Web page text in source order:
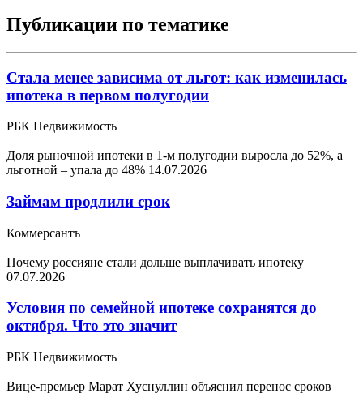
Публикации по тематике
Стала менее зависима от льгот: как изменилась
ипотека в первом полугодии
РБК Недвижимость
Доля рыночной ипотеки в 1-м полугодии выросла до 52%, а
льготной – упала до 48% 14.07.2026
Займам продлили срок
Коммерсантъ
Почему россияне стали дольше выплачивать ипотеку
07.07.2026
Условия по семейной ипотеке сохранятся до
октября. Что это значит
РБК Недвижимость
Вице-премьер Марат Хуснуллин объяснил перенос сроков